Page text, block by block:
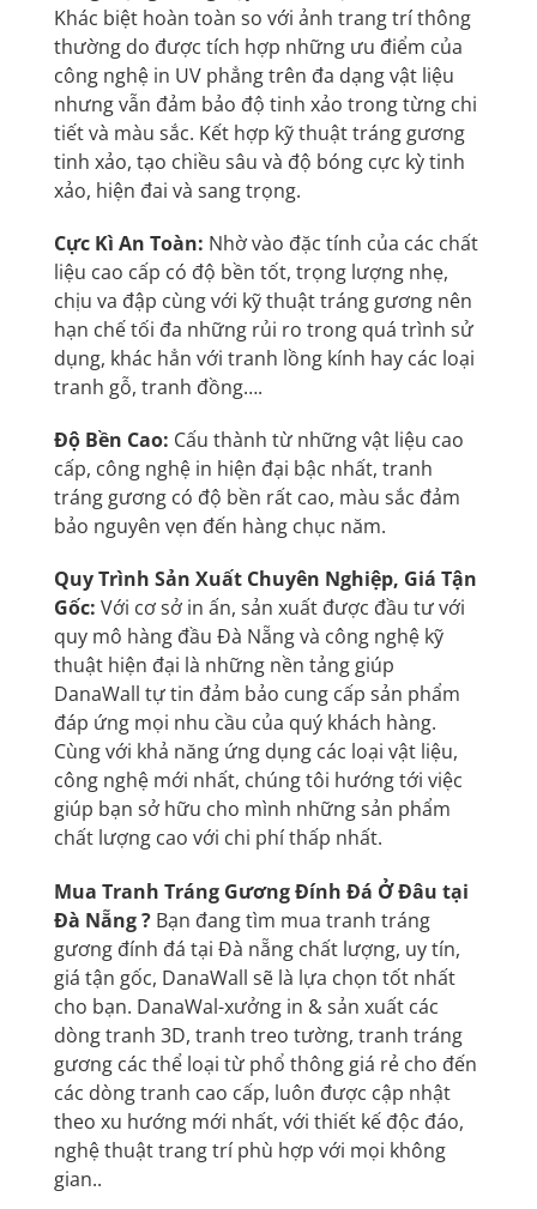
Khác biệt hoàn toàn so với ảnh trang trí thông
thường do được tích hợp những ưu điểm của
công nghệ in UV phẳng trên đa dạng vật liệu
nhưng vẫn đảm bảo độ tinh xảo trong từng chi
tiết và màu sắc. Kết hợp kỹ thuật tráng gương
tinh xảo, tạo chiều sâu và độ bóng cực kỳ tinh
xảo, hiện đai và sang trọng.
Cực Kì An Toàn: Nhờ vào đặc tính của các chất
liệu cao cấp có độ bền tốt, trọng lượng nhẹ,
chịu va đập cùng với kỹ thuật tráng gương nên
hạn chế tối đa những rủi ro trong quá trình sử
dụng, khác hẳn với tranh lồng kính hay các loại
tranh gỗ, tranh đồng….
Độ Bền Cao: Cấu thành từ những vật liệu cao
cấp, công nghệ in hiện đại bậc nhất, tranh
tráng gương có độ bền rất cao, màu sắc đảm
bảo nguyên vẹn đến hàng chục năm.
Quy Trình Sản Xuất Chuyên Nghiệp, Giá Tận
Gốc: Với cơ sở in ấn, sản xuất được đầu tư với
quy mô hàng đầu Đà Nẵng và công nghệ kỹ
thuật hiện đại là những nền tảng giúp
DanaWall tự tin đảm bảo cung cấp sản phẩm
đáp ứng mọi nhu cầu của quý khách hàng.
Cùng với khả năng ứng dụng các loại vật liệu,
công nghệ mới nhất, chúng tôi hướng tới việc
giúp bạn sở hữu cho mình những sản phẩm
chất lượng cao với chi phí thấp nhất.
Mua Tranh Tráng Gương Đính Đá Ở Đâu tại
Đà Nẵng ? Bạn đang tìm mua tranh tráng
gương đính đá tại Đà nẵng chất lượng, uy tín,
giá tận gốc, DanaWall sẽ là lựa chọn tốt nhất
cho bạn. DanaWal-xưởng in & sản xuất các
dòng tranh 3D, tranh treo tường, tranh tráng
gương các thể loại từ phổ thông giá rẻ cho đến
các dòng tranh cao cấp, luôn được cập nhật
theo xu hướng mới nhất, với thiết kế độc đáo,
nghệ thuật trang trí phù hợp với mọi không
gian..